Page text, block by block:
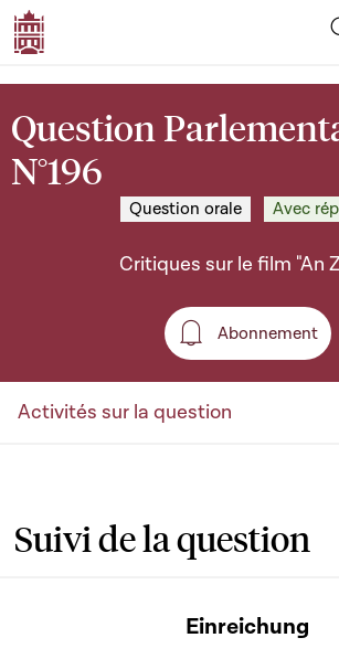
Question
N°196
Question orale Avec
Critiques sur le film "An
Abonnement
Activités sur la question
Suivi de la question
Einreichung